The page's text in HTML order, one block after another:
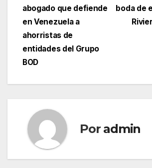
boda de
abogado que defiende
en Venezuela a
ahorristas de
entidades del Grupo
BOD
Por admin